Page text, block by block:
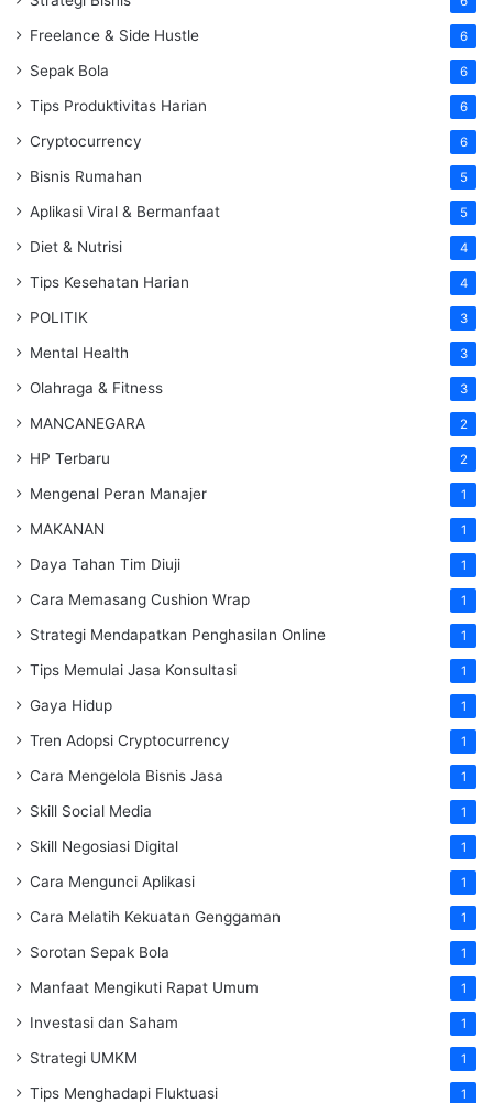
Freelance & Side Hustle 6
Sepak Bola 6
Tips Produktivitas Harian 6
Cryptocurrency 6
Bisnis Rumahan 5
Aplikasi Viral & Bermanfaat 5
Diet & Nutrisi 4
Tips Kesehatan Harian 4
POLITIK 3
Mental Health 3
Olahraga & Fitness 3
MANCANEGARA 2
HP Terbaru 2
Mengenal Peran Manajer 1
MAKANAN 1
Daya Tahan Tim Diuji 1
Cara Memasang Cushion Wrap 1
Strategi Mendapatkan Penghasilan Online 1
Tips Memulai Jasa Konsultasi 1
Gaya Hidup 1
Tren Adopsi Cryptocurrency 1
Cara Mengelola Bisnis Jasa 1
Skill Social Media 1
Skill Negosiasi Digital 1
Cara Mengunci Aplikasi 1
Cara Melatih Kekuatan Genggaman 1
Sorotan Sepak Bola 1
Manfaat Mengikuti Rapat Umum 1
Investasi dan Saham 1
Strategi UMKM 1
Tips Menghadapi Fluktuasi 1